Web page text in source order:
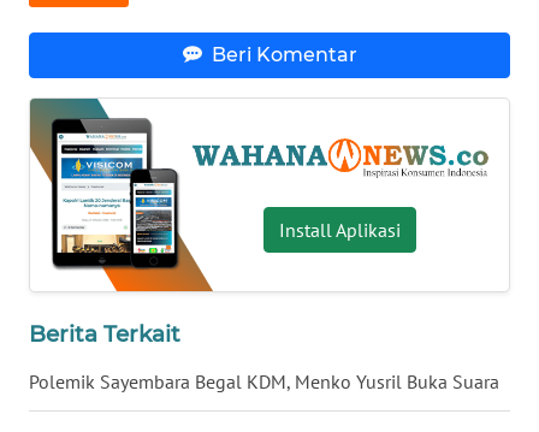
Beri Komentar
Install Aplikasi
Berita Terkait
Polemik Sayembara Begal KDM, Menko Yusril Buka Suara
SULBAR
WN
BABEL
WN
WN